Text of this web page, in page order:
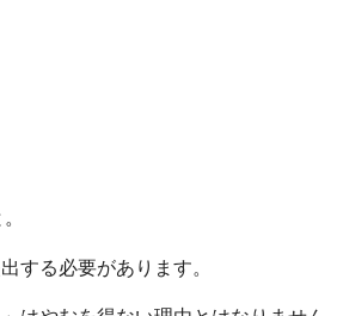
する必要があります。